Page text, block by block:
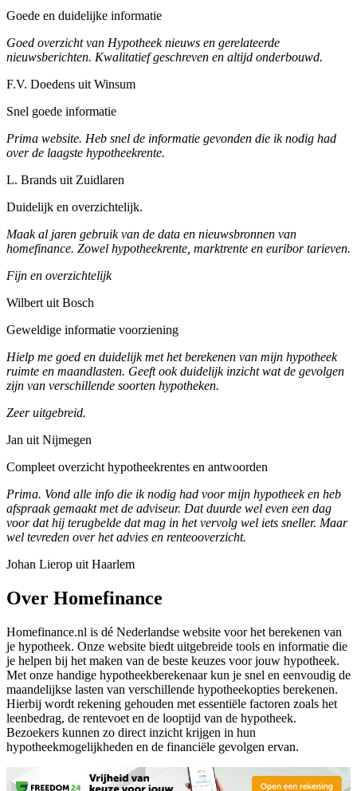
Goede en duidelijke informatie
Goed overzicht van Hypotheek nieuws en gerelateerde
nieuwsberichten. Kwalitatief geschreven en altijd onderbouwd.
F.V. Doedens uit Winsum
Snel goede informatie
Prima website. Heb snel de informatie gevonden die ik nodig had
over de laagste hypotheekrente.
L. Brands uit Zuidlaren
Duidelijk en overzichtelijk.
Maak al jaren gebruik van de data en nieuwsbronnen van
homefinance. Zowel hypotheekrente, marktrente en euribor tarieven.
Fijn en overzichtelijk
Wilbert uit Bosch
Geweldige informatie voorziening
Hielp me goed en duidelijk met het berekenen van mijn hypotheek
ruimte en maandlasten. Geeft ook duidelijk inzicht wat de gevolgen
zijn van verschillende soorten hypotheken.
Zeer uitgebreid.
Jan uit Nijmegen
Compleet overzicht hypotheekrentes en antwoorden
Prima. Vond alle info die ik nodig had voor mijn hypotheek en heb
afspraak gemaakt met de adviseur. Dat duurde wel even een dag
voor dat hij terugbelde dat mag in het vervolg wel iets sneller. Maar
wel tevreden over het advies en renteooverzicht.
Johan Lierop uit Haarlem
Over Homefinance
Homefinance.nl is dé Nederlandse website voor het berekenen van
je hypotheek. Onze website biedt uitgebreide tools en informatie die
je helpen bij het maken van de beste keuzes voor jouw hypotheek.
Met onze handige hypotheekberekenaar kun je snel en eenvoudig de
maandelijkse lasten van verschillende hypotheekopties berekenen.
Hierbij wordt rekening gehouden met essentiële factoren zoals het
leenbedrag, de rentevoet en de looptijd van de hypotheek.
Bezoekers kunnen zo direct inzicht krijgen in hun
hypotheekmogelijkheden en de financiële gevolgen ervan.